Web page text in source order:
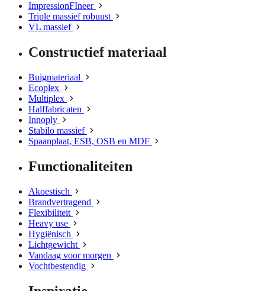
ImpressionFIneer
Triple massief robuust
VL massief
Constructief materiaal
Buigmateriaal
Ecoplex
Multiplex
Halffabricaten
Innoply
Stabilo massief
Spaanplaat, ESB, OSB en MDF
Functionaliteiten
Akoestisch
Brandvertragend
Flexibiliteit
Heavy use
Hygiënisch
Lichtgewicht
Vandaag voor morgen
Vochtbestendig